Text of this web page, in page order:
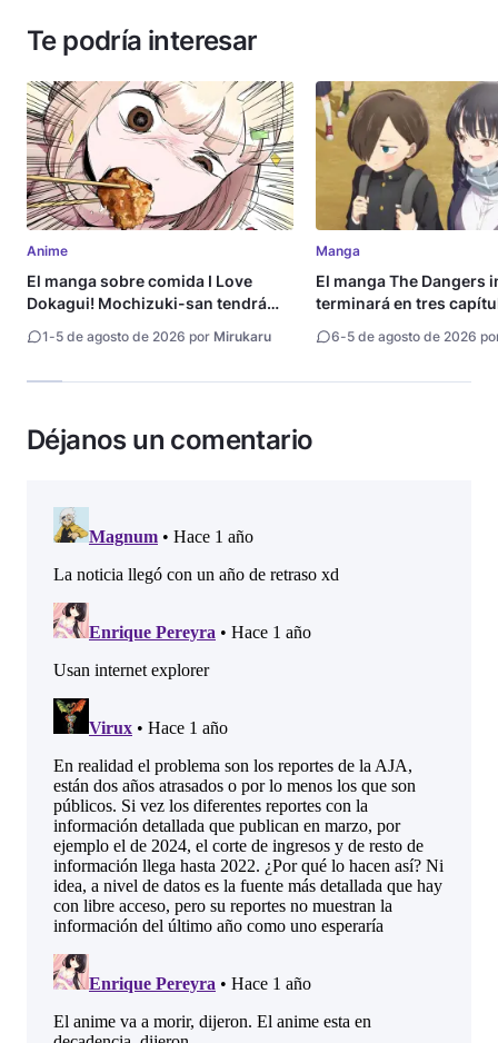
Te podría interesar
Anime
El manga sobre comida I Love
Dokagui! Mochizuki-san tendrá
1-5 de agosto de 2026 por Mirukaru
Manga
El manga The Dangers
terminará en tres
6-5 de agosto de 2026
Déjanos un comentario